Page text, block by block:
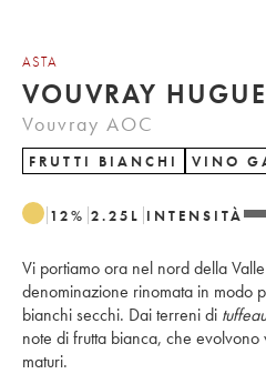
ASTA
VOUVRAY
Vouvray AOC
FRUTTI BIANCHI VINO
12% 2.25 L INTENSITÀ
Vi portiamo ora nel nord della
denominazione rinomata in modo
bianchi secchi. Dai terreni di tuffeau
note di frutta bianca, che
maturi.